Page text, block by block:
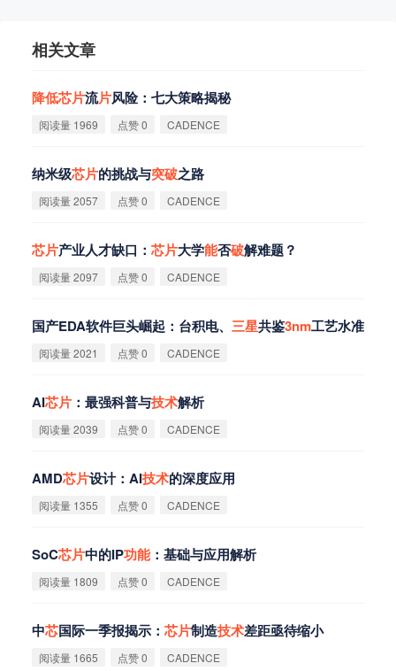
相关文章
降低芯片流片风险：七大策略揭秘
阅读量 1969 点赞 0 CADENCE
纳米级芯片的挑战与突破之路
阅读量 2057 点赞 0 CADENCE
芯片产业人才缺口： 芯片大学能否破解难题？
阅读量 2097 点赞 0 CADENCE
国产EDA软件巨头崛起：台积电、 三星共鉴3nm工艺水准
阅读量 2021 点赞 0 CADENCE
AI芯片 ：最强科普与技术解析
阅读量 2039 点赞 0 CADENCE
AMD芯片设计：AI技术的深度应用
阅读量 1355 点赞 0 CADENCE
SoC芯片中的IP功能：基础与应用解析
阅读量 1809 点赞 0 CADENCE
中芯国际一季报揭示： 芯片制造技术差距亟待缩小
阅读量 1665 点赞 0 CADENCE